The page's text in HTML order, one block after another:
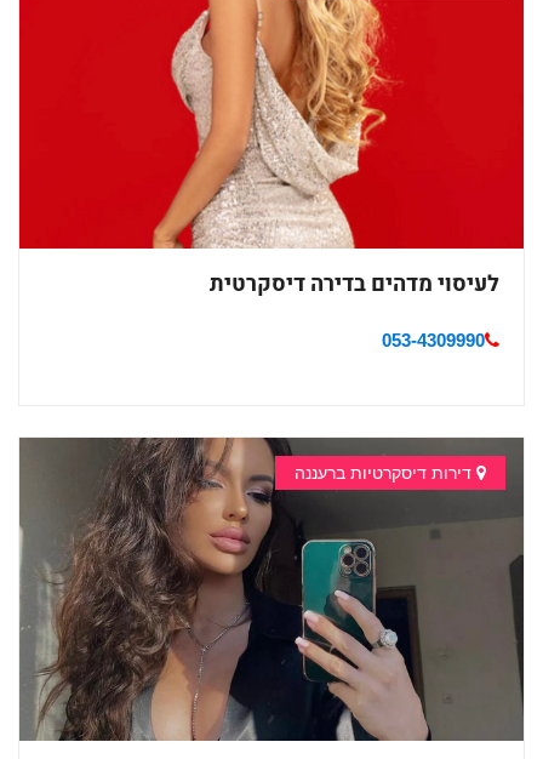
לעיסוי מדהים בדירה דיסקרטית
053-4309990
דירות דיסקרטיות ברעננה